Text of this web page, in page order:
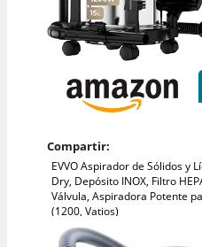
Compartir:
EVVO Aspirador de Sólidos y
Dry, Depósito INOX, Filtro
Válvula, Aspiradora Potente
(1200, Vatios)